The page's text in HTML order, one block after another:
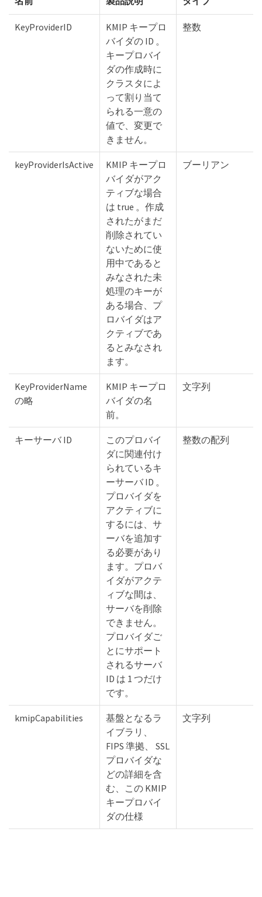
KeyProviderID
KMIP キープロ
バイダの ID 。
キープロバイ
ダの作成時に
クラスタによ
って割り当て
られる一意の
値で、変更で
きません。
整数
keyProviderIsActive
KMIP キープロ
バイダがアク
ティブな場合
は true 。作成
されたがまだ
削除されてい
ないために使
用中であると
みなされた未
処理のキーが
ある場合、プ
ロバイダはア
クティブであ
るとみなされ
ます。
ブーリアン
KeyProviderName
の略
KMIP キープロ
バイダの名
前。
文字列
キーサーバ ID
このプロバイ
ダに関連付け
られているキ
ーサーバ ID 。
プロバイダを
アクティブに
するには、サ
ーバを追加す
る必要があり
ます。プロバ
イダがアクテ
ィブな間は、
サーバを削除
できません。
プロバイダご
とにサポート
されるサーバ
ID は 1 つだけ
です。
整数の配列
kmipCapabilities
基盤となるラ
イブラリ、
FIPS 準拠、 SSL
プロバイダな
どの詳細を含
む、この KMIP
キープロバイ
ダの仕様
文字列